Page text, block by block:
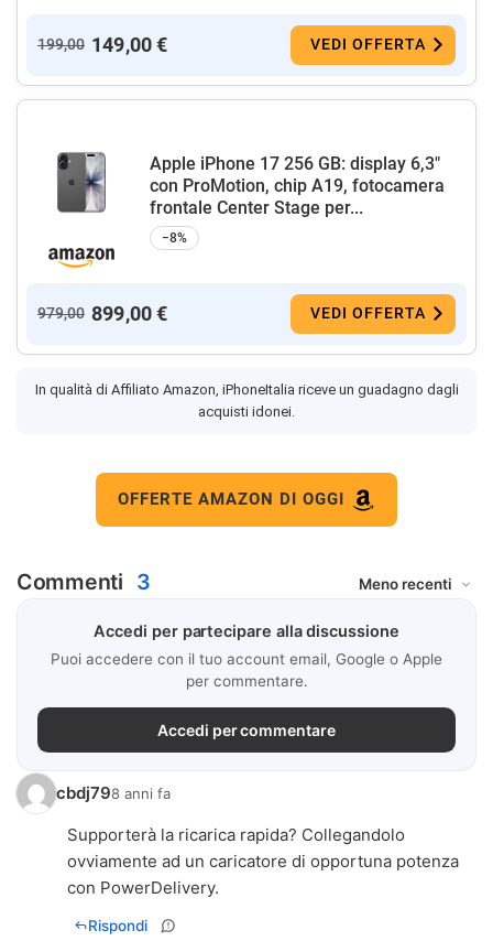
199,00 149,00 € VEDI OFFERTA
Apple iPhone 17 256 GB: display 6,3"
con ProMotion, chip A19, fotocamera
frontale Center Stage per...
−8%
979,00 899,00 € VEDI OFFERTA
In qualità di Affiliato Amazon, iPhoneItalia riceve un guadagno dagli
acquisti idonei.
OFFERTE AMAZON DI OGGI
Commenti 3
Accedi per partecipare alla discussione
Puoi accedere con il tuo account email, Google o Apple
per commentare.
Accedi per commentare
cbdj798 anni fa
Supporterà la ricarica rapida? Collegandolo
ovviamente ad un caricatore di opportuna potenza
con PowerDelivery.
Rispondi